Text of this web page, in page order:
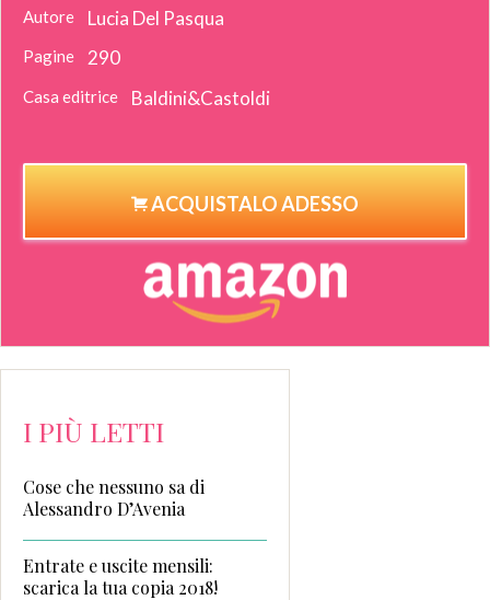
Autore Lucia Del Pasqua
Pagine 290
Casa editrice Baldini&Castoldi
ACQUISTALO ADESSO
I PIÙ LETTI
Cose che nessuno sa di
Alessandro D’Avenia
Entrate e uscite mensili:
scarica la tua copia 2018!